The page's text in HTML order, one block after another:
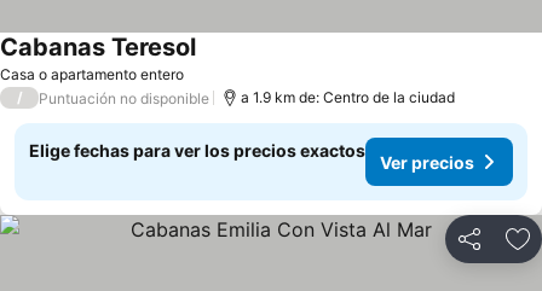
Casa o apartamento entero
Cabanas TeresolVer precios
/ Puntuación no disponible a 1.9 km de: Centro de la ciudad
Elige fechas para ver los precios exactos
Ver precios
Compartir